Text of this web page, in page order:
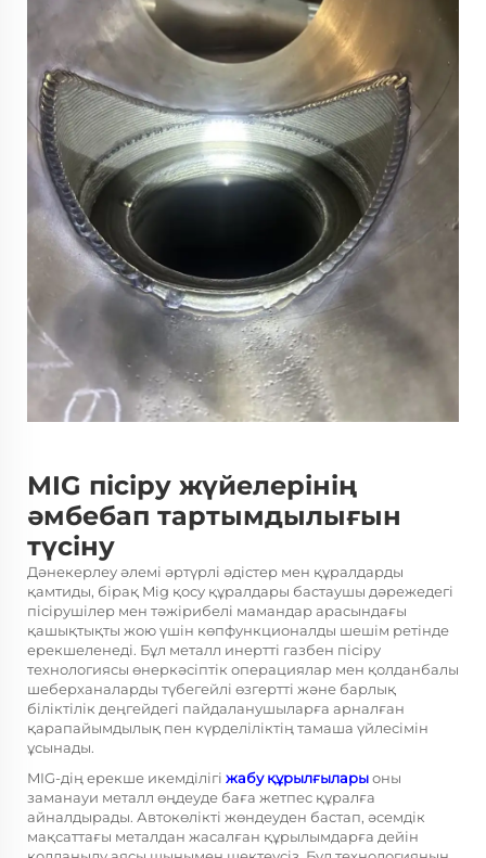
MIG пісіру жүйелерінің
әмбебап тартымдылығын
түсіну
Дәнекерлеу әлемі әртүрлі әдістер мен құралдарды
қамтиды, бірақ Mig қосу құралдары бастаушы дәрежедегі
пісірушілер мен тәжірибелі мамандар арасындағы
қашықтықты жою үшін көпфункционалды шешім ретінде
ерекшеленеді. Бұл металл инертті газбен пісіру
технологиясы өнеркәсіптік операциялар мен қолданбалы
шеберханаларды түбегейлі өзгертті және барлық
біліктілік деңгейдегі пайдаланушыларға арналған
қарапайымдылық пен күрделіліктің тамаша үйлесімін
ұсынады.
MIG-дің ерекше икемділігі жабу құрылғыларыоны
заманауи металл өңдеуде баға жетпес құралға
айналдырады. Автокөлікті жөндеуден бастап, әсемдік
мақсаттағы металдан жасалған құрылымдарға дейін